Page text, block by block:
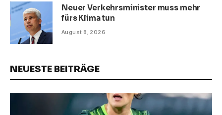
Neuer Verkehrsminister muss mehr
fürs Klima tun
August 8, 2026
NEUESTE BEITRÄGE